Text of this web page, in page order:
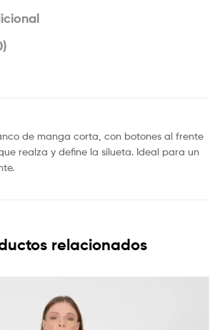
de manga corta, con botones al frente
realza y define la silueta. Ideal para un
relacionados